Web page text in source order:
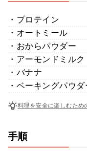
・プロテイン
・オートミール
・おからパウダー
・アーモンドミルク
・バナナ
・ベーキングパウダ
料理を安全に楽しむため
手順